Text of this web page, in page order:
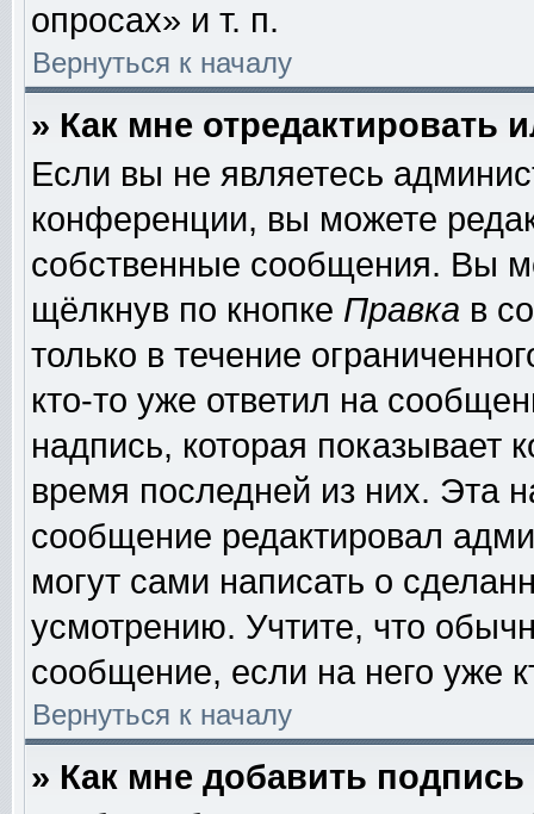
опросах» и т. п.
Вернуться к началу
» Как мне отредактировать
Если вы не являетесь
конференции, вы можете
собственные сообщения. Вы
щёлкнув по кнопке Правка в
только в течение
кто-то уже ответил на
надпись, которая показывает
время последней из них. Эта
сообщение редактировал
могут сами написать о
усмотрению. Учтите, что
сообщение, если на него уже
Вернуться к началу
» Как мне добавить